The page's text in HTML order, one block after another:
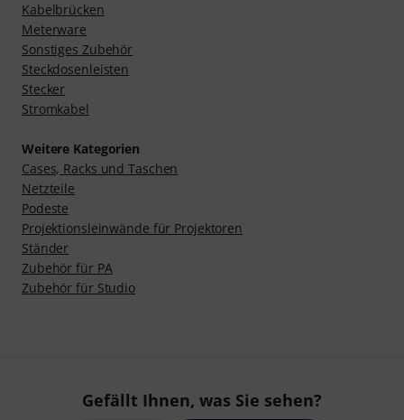
Kabelbrücken
Meterware
Sonstiges Zubehör
Steckdosenleisten
Stecker
Stromkabel
Weitere Kategorien
Cases, Racks und Taschen
Netzteile
Podeste
Projektionsleinwände für Projektoren
Ständer
Zubehör für PA
Zubehör für Studio
Gefällt Ihnen, was Sie sehen?